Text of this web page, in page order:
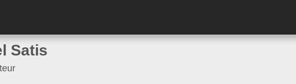
Satis